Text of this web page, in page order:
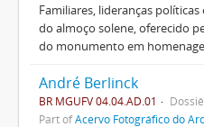
Familiares, lideranças
do almoço solene, oferecido
do monumento em
André Berlinck
BR MGUFV 04.04.AD.01
Dossiê
Part ofAcervo Fotográfico do